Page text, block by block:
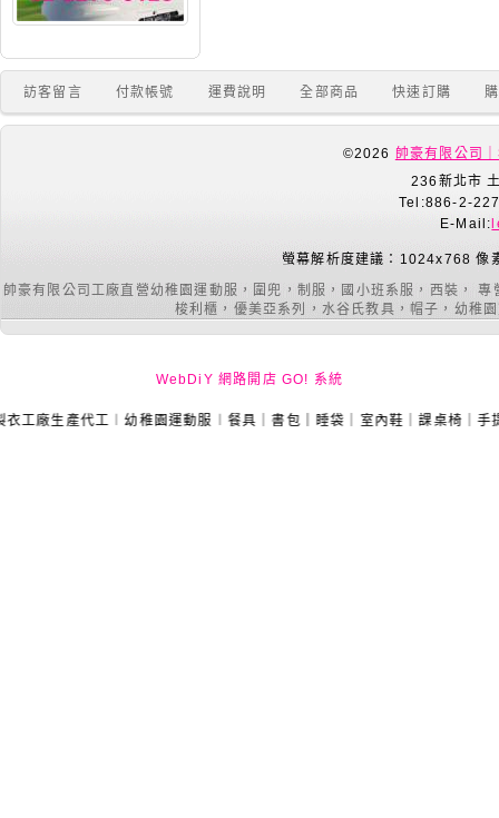
訪客留言 付款帳號 運費說明 全部商品 快速訂購
©2026 帥豪有限公司
236新北市
Tel:886-2-
E-Mail:
螢幕解析度建議：1024x768 像
帥豪有限公司工廠直營幼稚園運動服，圍兜，制服，國小班系服，西裝，
梭利櫃，優美亞系列，水谷氏教具，帽子，幼稚
WebDiY 網路開店 GO! 系統
產代工︱幼稚園運動服︱餐具｜書包｜睡袋｜室內鞋｜課桌椅｜手提袋